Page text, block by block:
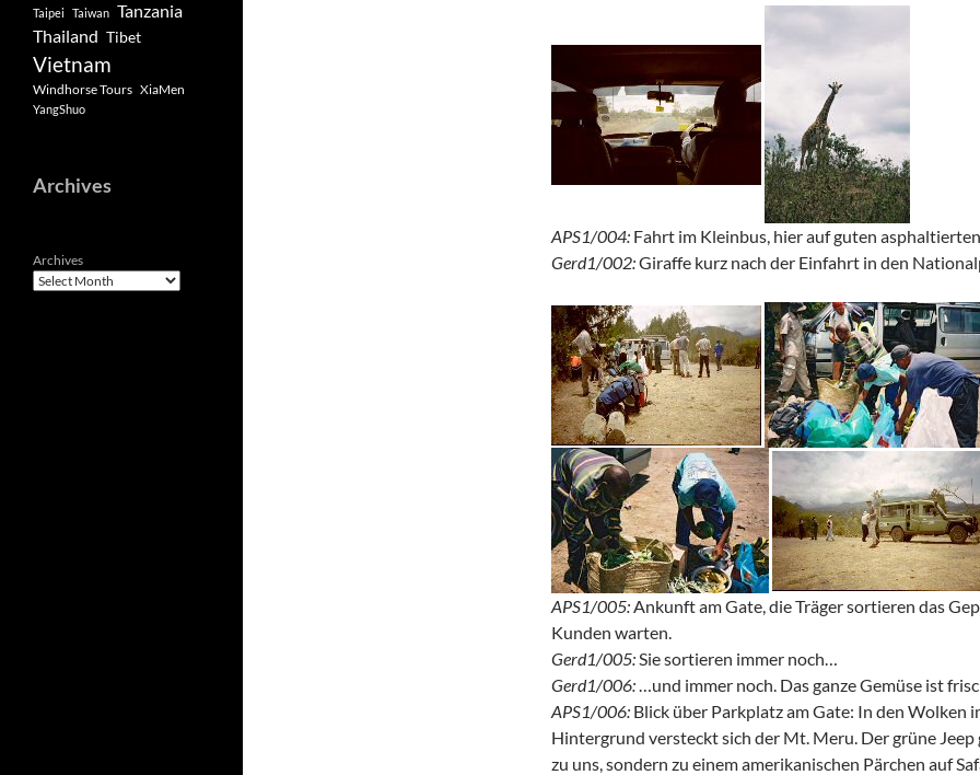
APS1/004: Fahrt im Kleinbus, hier auf guten
Gerd1/002:Giraffe kurz nach der Einfahrt in den
APS1/005:Ankunft am Gate, die Träger sortieren das
Kunden warten.
Gerd1/005:Sie sortieren immer noch…
Gerd1/006:…und immer noch. Das ganze Gemüse ist
APS1/006: Blick über Parkplatz am Gate: In den Wolken
Hintergrund versteckt sich der Mt. Meru. Der grüne
zu uns, sondern zu einem amerikanischen Pärchen auf
Taipei Taiwan Tanzania
Thailand Tibet
Vietnam
Windhorse Tours XiaMen
YangShuo
Archives
Archives